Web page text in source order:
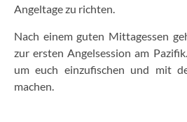
Angeltage zu richten.
Nach einem guten Mittagessen
zur ersten Angelsession am
um euch einzufischen und mit
machen.